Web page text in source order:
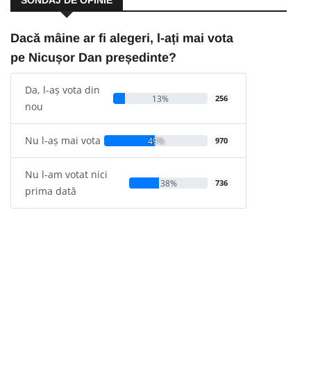
Dacă mâine ar fi alegeri, l-ați mai vota
pe Nicușor Dan președinte?
Da, l-aș vota din
nou
13% 256
Nu l-aș mai vota 49% 970
Nu l-am votat nici
prima dată
38% 736